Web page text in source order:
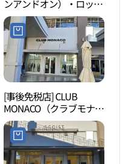
ンアンドオン）・ロッテ
プレミアムアウトレット
キムヘ（金海）店(온앤
온 롯데프리미엄아울렛
김해점)
[事後免税店] CLUB
MONACO（クラブモナ
コ）・ロッテプレミアム
アウトレットキムヘ（金
海）店(클럽모나코 롯데
프리미엄아울렛 김해점)